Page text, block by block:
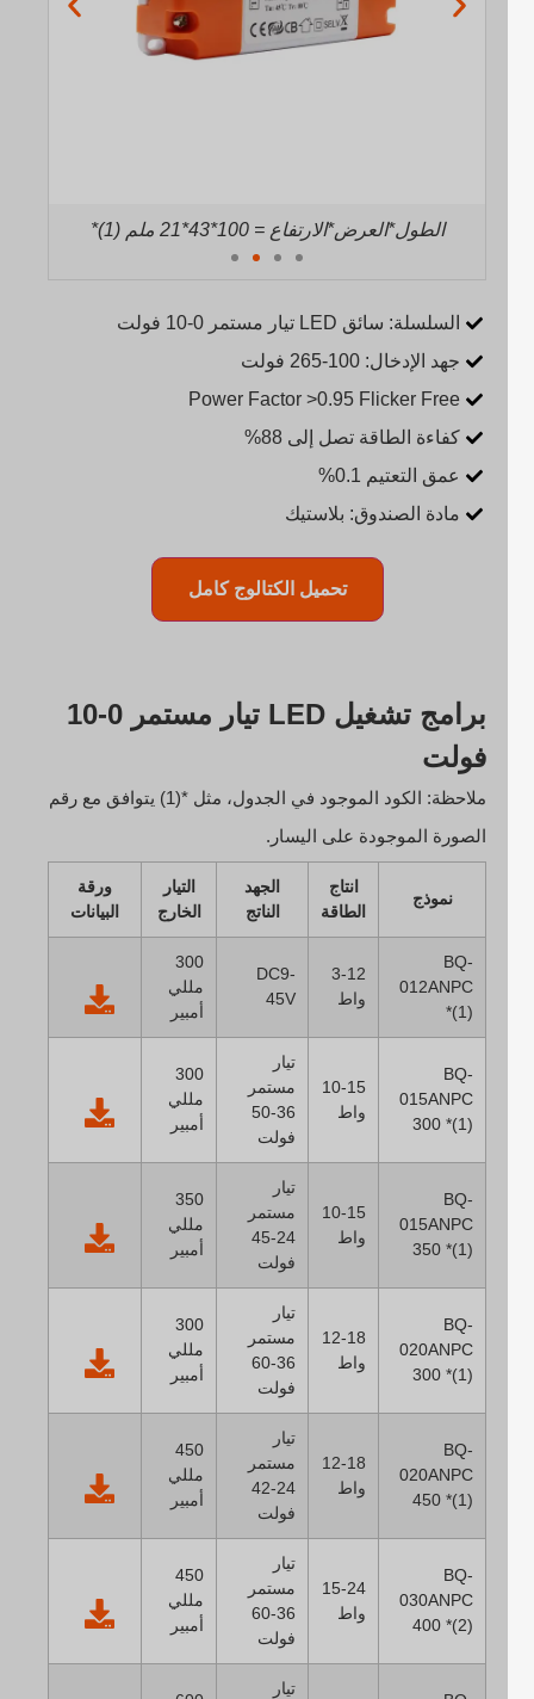
*(2) الطول*العرض*الارتفاع = 130*43*21 ملم
السلسلة: سائق LED تيار مستمر 0-10 فولت
جهد الإدخال: 100-265 فولت
Power Factor >0.95 Flicker Free
كفاءة الطاقة تصل إلى 88%
عمق التعتيم 0.1%
مادة الصندوق: بلاستيك
تحميل الكتالوج كامل
برامج تشغيل LED تيار مستمر 0-10
فولت
ملاحظة: الكود الموجود في الجدول، مثل *(1) يتوافق مع رقم
الصورة الموجودة على اليسار.
نموذج
الطاقة
الجهد
الناتج
التيار
الخارج
ورقة
البيانات
BQ-
012ANPC
3-12
DC9-
45V
300
مللي
أمبير
BQ-
015ANPC
300 *(1)
10-15
مستمر
36-50
فولت
300
مللي
أمبير
BQ-
015ANPC
350 *(1)
10-15
مستمر
24-45
فولت
350
مللي
أمبير
BQ-
020ANPC
300 *(1)
12-18
مستمر
36-60
فولت
300
مللي
أمبير
BQ-
020ANPC
450 *(1)
12-18
مستمر
24-42
فولت
450
مللي
أمبير
BQ-
030ANPC
400 *(2)
15-24
مستمر
36-60
فولت
450
مللي
أمبير